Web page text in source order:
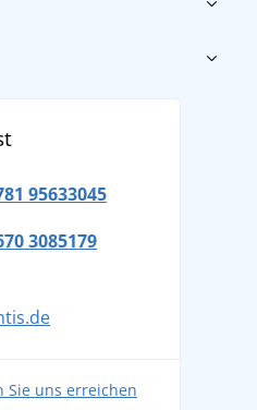
95633045
3085179
Sie uns erreichen